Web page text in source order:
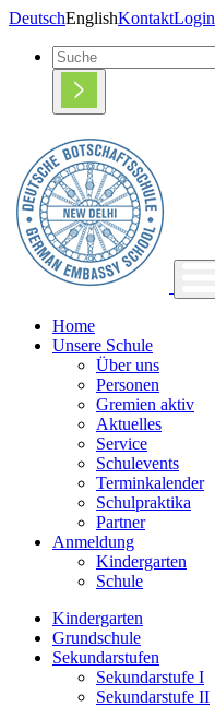
DeutschEnglishKontaktLogin
Home
Unsere Schule
Über uns
Personen
Gremien aktiv
Aktuelles
Service
Schulevents
Terminkalender
Schulpraktika
Partner
Anmeldung
Kindergarten
Schule
Kindergarten
Grundschule
Sekundarstufen
Sekundarstufe I
Sekundarstufe II